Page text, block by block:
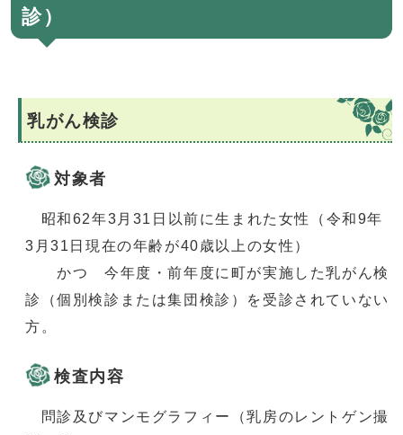
診）
乳がん検診
対象者
昭和62年3月31日以前に生まれた女性（令和9年
3月31日現在の年齢が40歳以上の女性）
かつ 今年度・前年度に町が実施した乳がん検
診（個別検診または集団検診）を受診されていない
方。
検査内容
問診及びマンモグラフィー（乳房のレントゲン撮